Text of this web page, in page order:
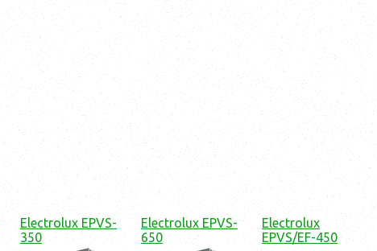
Electrolux EPVS-
350
Electrolux EPVS-
650
Electrolux
EPVS/EF-450